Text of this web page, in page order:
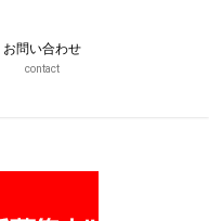
お問い合わせ
contact